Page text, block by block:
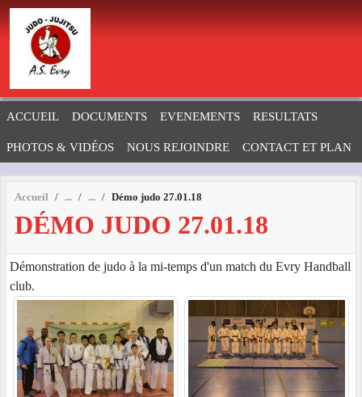
ACCUEIL DOCUMENTS EVENEMENTS RESULTATS
PHOTOS & VIDÉOS NOUS REJOINDRE CONTACT ET PLAN
Accueil Démo judo 27.01.18
DÉMO JUDO 27.01.18
Démonstration de judo à la mi-temps d'un match du Evry Handball
club.
Panneau de gestion des cookies